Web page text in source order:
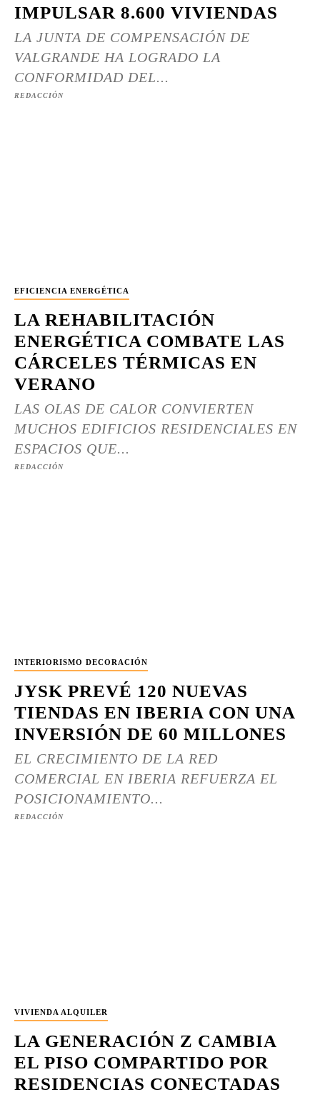
IMPULSAR 8.600 VIVIENDAS
LA JUNTA DE COMPENSACIÓN DE
VALGRANDE HA LOGRADO LA
CONFORMIDAD DEL...
REDACCIÓN
EFICIENCIA ENERGÉTICA
LA REHABILITACIÓN
ENERGÉTICA COMBATE LAS
CÁRCELES TÉRMICAS EN
VERANO
LAS OLAS DE CALOR CONVIERTEN
MUCHOS EDIFICIOS RESIDENCIALES EN
ESPACIOS QUE...
REDACCIÓN
INTERIORISMO DECORACIÓN
JYSK PREVÉ 120 NUEVAS
TIENDAS EN IBERIA CON UNA
INVERSIÓN DE 60 MILLONES
EL CRECIMIENTO DE LA RED
COMERCIAL EN IBERIA REFUERZA EL
POSICIONAMIENTO...
REDACCIÓN
VIVIENDA ALQUILER
LA GENERACIÓN Z CAMBIA
EL PISO COMPARTIDO POR
RESIDENCIAS CONECTADAS